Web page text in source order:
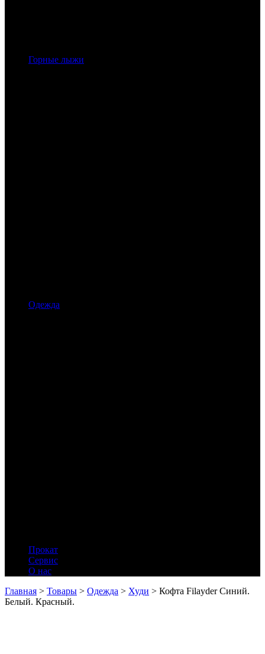
Горные лыжи
Одежда
Прокат
Сервис
О нас
Главная > Товары > Одежда > Худи > Кофта Filayder Синий.
Белый. Красный.